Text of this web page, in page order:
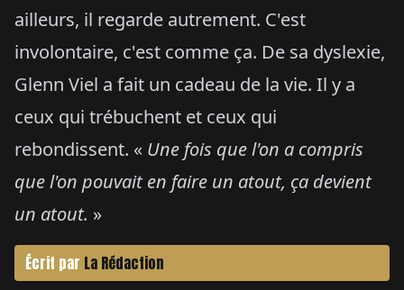
ailleurs, il regarde autrement. C'est
involontaire, c'est comme ça. De sa dyslexie,
Glenn Viel a fait un cadeau de la vie. Il y a
ceux qui trébuchent et ceux qui
rebondissent. « Une fois que l'on a compris
que l'on pouvait en faire un atout, ça devient
un atout. »
Écrit par La Rédaction